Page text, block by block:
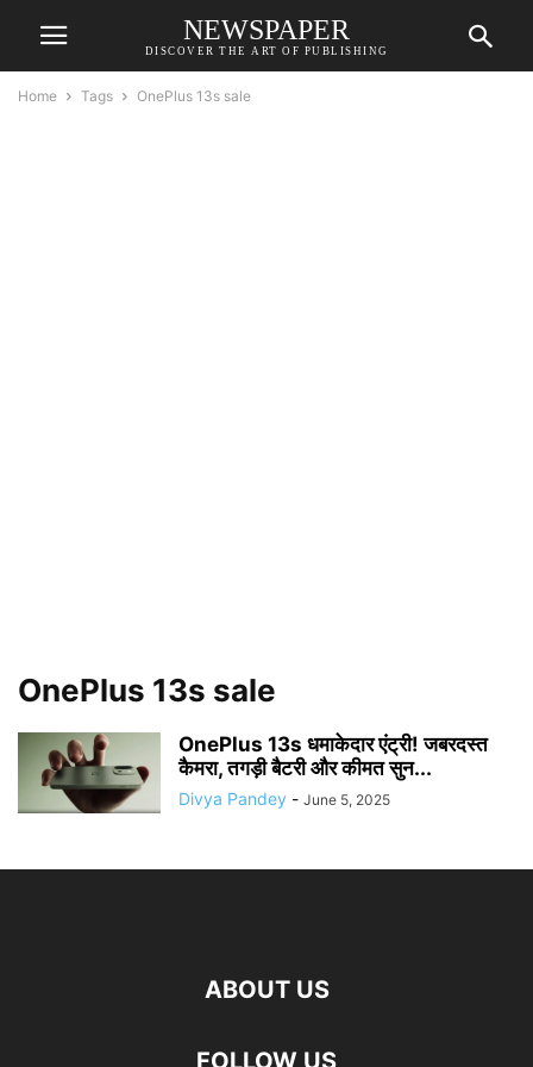
NEWSPAPER
DISCOVER THE ART OF PUBLISHING
Home Tags OnePlus 13s sale
OnePlus 13s sale
OnePlus 13s धमाकेदार एंट्री! जबरदस्त
कैमरा, तगड़ी बैटरी और कीमत सुन...
Divya Pandey - June 5, 2025
ABOUT US
FOLLOW US